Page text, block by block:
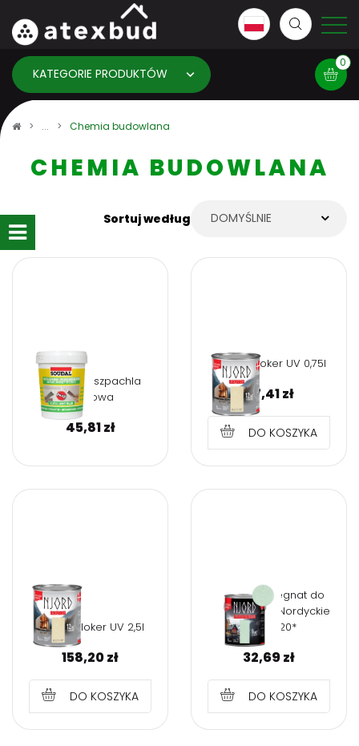
KATEGORIE PRODUKTÓW
0
info: ×
Chemia budowlana
CHEMIA BUDOWLANA
Sortuj według DOMYŚLNIE
0,9L Lekka szpachla
akrylowa
45,81zł
NJORD Bloker UV 0,75l
47,41zł
DO KOSZYKA
NJORD Bloker UV 2,5l
158,20zł
DO KOSZYKA
NJORD Impregnat do
drewna 0,75l Nordyckie
trawy *20*
32,69zł
DO KOSZYKA